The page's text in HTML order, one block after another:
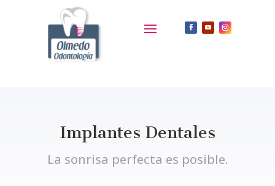
Implantes Dentales
La sonrisa perfecta es posible.